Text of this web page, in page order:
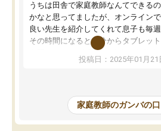
うちは田舎で家庭教師なんてできるの
かなと思ってましたが、オンラインで
良い先生を紹介してくれて息子も毎週
その時間になると自分からタブレット
を開いてzoomを繋げるようになりまし
た！5科目なんでもOKなのもとても気
めて1年ほどだった今では平均点以上
科目が増えてきました！あと1年受験
であるので無料の週末教室を使用しな
投稿日：2025年01月21
家庭教師のガンバの